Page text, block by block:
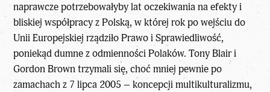
naprawcze potrzebowałyby lat oczekiwania na efekty i
bliskiej współpracy z Polską, w której rok po wejściu do
Unii Europejskiej rządziło Prawo i Sprawiedliwość,
poniekąd dumne z odmienności Polaków. Tony Blair i
Gordon Brown trzymali się, choć mniej pewnie po
zamachach z 7 lipca 2005 – koncepcji multikulturalizmu,